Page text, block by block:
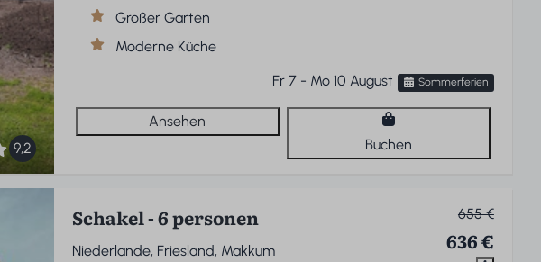
9,2
Großer Garten
Moderne Küche
Fr 7 - Mo 10 August
Sommerferien
Ansehen
Buchen
655 €
636 €
Schakel - 6 personen
Niederlande, Friesland, Makkum